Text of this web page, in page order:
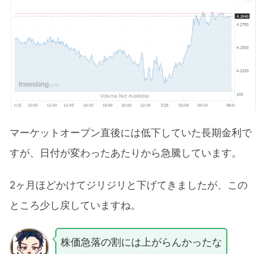
マーケットオープン直後には低下していた長期金利で
すが、日付が変わったあたりから急騰しています。
2ヶ月ほどかけてジリジリと下げてきましたが、この
ところ少し戻していますね。
株価急落の割には上がらんかったな